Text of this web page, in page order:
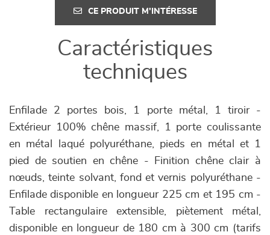
CE PRODUIT M'INTÉRESSE
Caractéristiques
techniques
Enfilade 2 portes bois, 1 porte métal, 1 tiroir -
Extérieur 100% chêne massif, 1 porte coulissante
en métal laqué polyuréthane, pieds en métal et 1
pied de soutien en chêne - Finition chêne clair à
nœuds, teinte solvant, fond et vernis polyuréthane -
Enfilade disponible en longueur 225 cm et 195 cm -
Table rectangulaire extensible, piètement métal,
disponible en longueur de 180 cm à 300 cm (tarifs